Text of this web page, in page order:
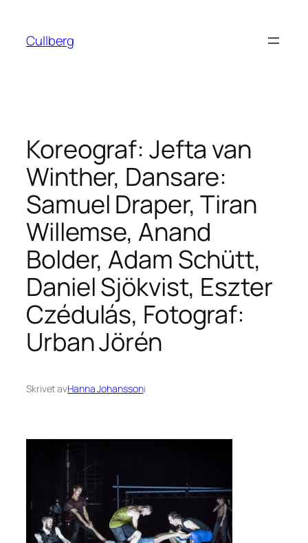
innehåll
Cullberg
Koreograf: Jefta van
Winther, Dansare:
Samuel Draper, Tiran
Willemse, Anand
Bolder, Adam Schütt,
Daniel Sjökvist, Eszter
Czédulás, Fotograf:
Urban Jörén
Skrivet avHanna Johanssoni